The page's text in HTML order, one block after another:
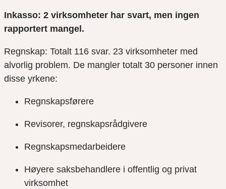
Inkasso: 2 virksomheter har svart, men ingen
rapportert mangel.
Regnskap: Totalt 116 svar. 23 virksomheter med
alvorlig problem. De mangler totalt 30 personer innen
disse yrkene:
Regnskapsførere
Revisorer, regnskapsrådgivere
Regnskapsmedarbeidere
Høyere saksbehandlere i offentlig og privat
virksomhet